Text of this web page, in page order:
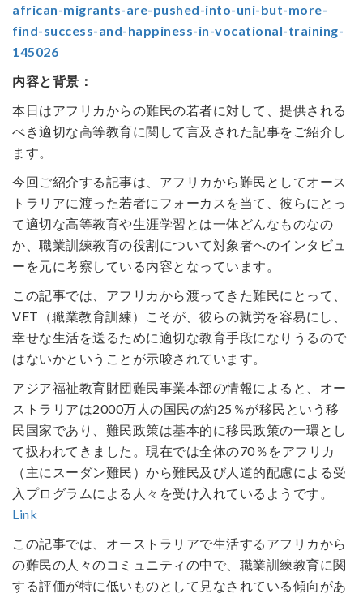
african-migrants-are-pushed-into-uni-but-more-
find-success-and-happiness-in-vocational-training-
145026
内容と背景：
本日はアフリカからの難民の若者に対して、提供される
べき適切な高等教育に関して言及された記事をご紹介し
ます。
今回ご紹介する記事は、アフリカから難民としてオース
トラリアに渡った若者にフォーカスを当て、彼らにとっ
て適切な高等教育や生涯学習とは一体どんなものなの
か、職業訓練教育の役割について対象者へのインタビュ
ーを元に考察している内容となっています。
この記事では、アフリカから渡ってきた難民にとって、
VET（職業教育訓練）こそが、彼らの就労を容易にし、
幸せな生活を送るために適切な教育手段になりうるので
はないかということが示唆されています。
アジア福祉教育財団難民事業本部の情報によると、オー
ストラリアは2000万人の国民の約25％が移民という移
民国家であり、難民政策は基本的に移民政策の一環とし
て扱われてきました。現在では全体の70％をアフリカ
（主にスーダン難民）から難民及び人道的配慮による受
入プログラムによる人々を受け入れているようです。
Link
この記事では、オーストラリアで生活するアフリカから
の難民の人々のコミュニティの中で、職業訓練教育に関
する評価が特に低いものとして見なされている傾向があ